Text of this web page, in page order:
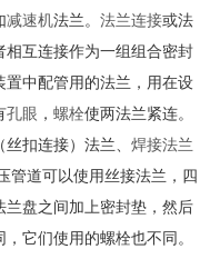
减速机法兰。 法兰连接或法
相互连接作为一组组合密封
置中配管用的法兰，用在设
孔眼 ， 螺栓使两法兰紧连。
丝扣连接）法兰、 焊接法兰
管道可以使用丝接法兰，四
兰盘之间加上密封垫，然后
它们使用的螺栓也不同。